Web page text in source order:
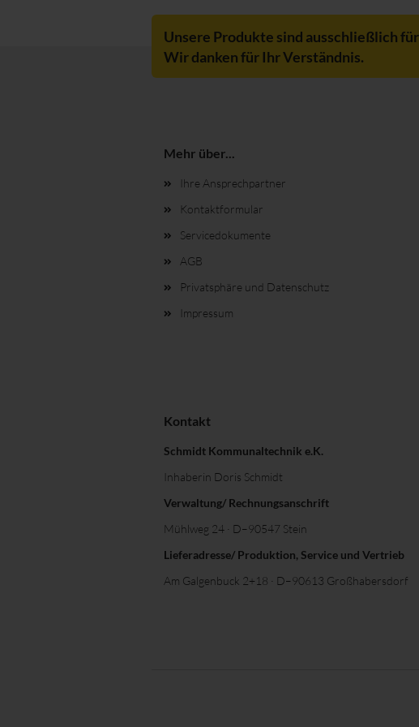
Unsere Produkte sind ausschließlich
Wir danken für Ihr Verständnis.
Mehr über...
Ihre Ansprechpartner
Kontaktformular
Servicedokumente
AGB
Privatsphäre und Datenschutz
Impressum
Kontakt
Schmidt Kommunaltechnik e.K.
Inhaberin Doris Schmidt
Verwaltung/ Rechnungsanschrift
Mühlweg 24 · D–90547 Stein
Lieferadresse/ Produktion, Service und Vertrieb
Am Galgenbuck 2+18 · D–90613 Großhabersdorf